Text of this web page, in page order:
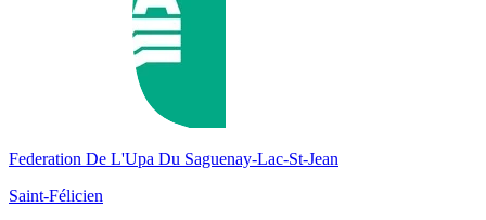
Federation De L'Upa Du Saguenay-Lac-St-Jean
Saint-Félicien